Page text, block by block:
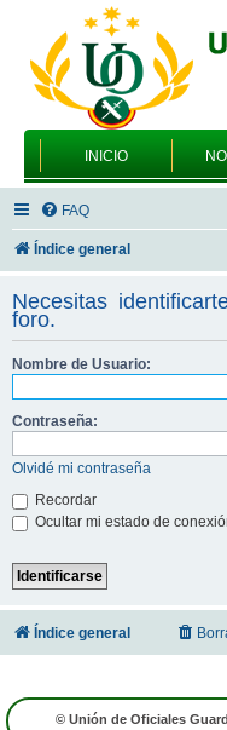
INICIO
FAQ
Índice general
Necesitas
foro.
Nombre de Usuario:
Contraseña:
Olvidé mi contraseña
Recordar
Ocultar mi estado de
Índice general
© Unión de Oficiales